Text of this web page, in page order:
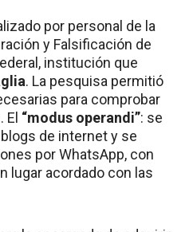
por personal de la
y Falsificación de
institución que
. La pesquisa permitió
para comprobar
“modus operandi”: se
de internet y se
por WhatsApp, con
lugar acordado con las